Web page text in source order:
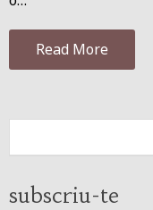
Read More
subscriu-te